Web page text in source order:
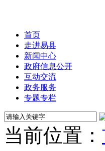
首页
走进易县
新闻中心
政府信息公开
互动交流
政务服务
专题专栏
当前位置：